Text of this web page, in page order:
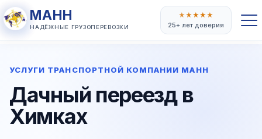
МАНН
НАДЁЖНЫЕ ГРУЗОПЕРЕВОЗКИ
★ ★★★★
25+ лет доверия
УСЛУГИ ТРАНСПОРТНОЙ КОМПАНИИ МАНН
Дачный переезд в
Химках